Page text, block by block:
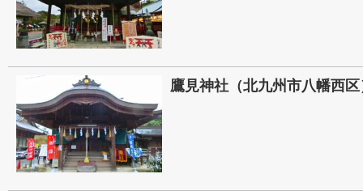
鷹見神社（北九州市八幡西区